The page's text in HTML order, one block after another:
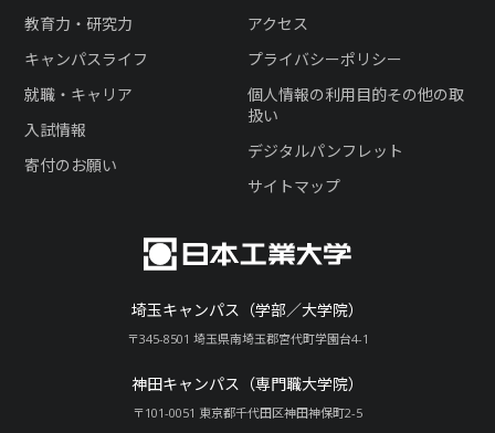
埼玉キャンパス（学部／大学院）
〒345-8501 埼玉県南埼玉郡宮代町学園台4-1
神田キャンパス（専門職大学院）
〒101-0051 東京都千代田区神田神保町2-5
教育力・研究力
キャンパスライフ
就職・キャリア
入試情報
寄付のお願い
アクセス
プライバシーポリシー
個人情報の利用目的その他の取
扱い
デジタルパンフレット
サイトマップ